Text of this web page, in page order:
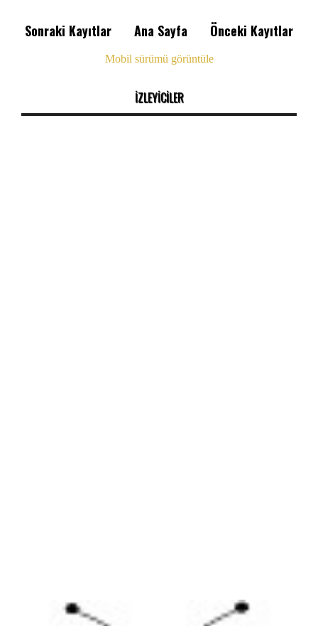
Sonraki Kayıtlar Önceki Kayıtlar
Ana Sayfa
Mobil sürümü görüntüle
İZLEYİCİLER